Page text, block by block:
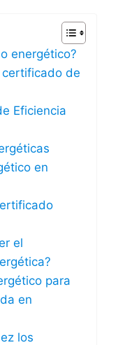
energético?
certificado de
Eficiencia
en
el
para
en
los